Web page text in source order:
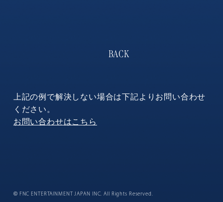
上記の例で解決しない場合は下記よりお問い合わせ
ください。
お問い合わせはこちら
© FNC ENTERTAINMENT JAPAN INC. All Rights Reserved.